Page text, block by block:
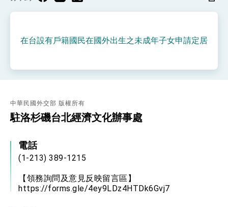
升級 籲請立院全力支持並盡速通過
臺美簽署「對等貿易協定」確立對等關稅15%且不
總統接受「法新社」（AFP）專訪內容
外交部長林佳龍出席《台灣光華雜誌》50週年慶
「見證蛻變，分享世界的光華」開幕式，期許數
位轉 型迎向下個50年
述印太安全局勢，籲深化台印尼半導體供應鏈合
訪問團
外交部長林佳龍接見美國智庫「德國馬歇爾基金
在台設有戶籍國民在國外出生之未成年子女申請定居
中華民國外交部 版權所有
駐洛杉磯台北經濟文化辦事處
電話
(1-213) 389-1215
【領務詢問及意見反映留言區】
https://forms.gle/4ey9LDz4HTDk6Gvj7